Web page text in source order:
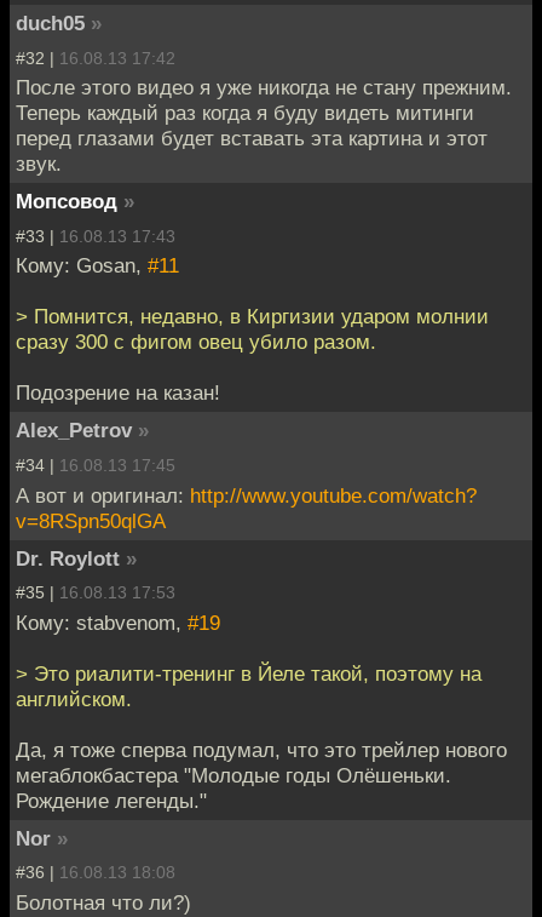
duch05 »
#32 | 16.08.13 17:42
После этого видео я уже никогда не стану прежним.
Теперь каждый раз когда я буду видеть митинги
перед глазами будет вставать эта картина и этот
звук.
Мопсовод »
#33 | 16.08.13 17:43
Кому: Gosan, #11
> Помнится, недавно, в Киргизии ударом молнии
сразу 300 с фигом овец убило разом.
Подозрение на казан!
Alex_Petrov »
#34 | 16.08.13 17:45
А вот и оригинал: http://www.youtube.com/watch?
v=8RSpn50qlGA
Dr. Roylott »
#35 | 16.08.13 17:53
Кому: stabvenom, #19
> Это риалити-тренинг в Йеле такой, поэтому на
английском.
Да, я тоже сперва подумал, что это трейлер нового
мегаблокбастера "Молодые годы Олёшеньки.
Рождение легенды."
Nor »
#36 | 16.08.13 18:08
Болотная что ли?)